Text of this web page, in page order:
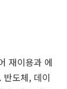
재이용과 에
반도체, 데이